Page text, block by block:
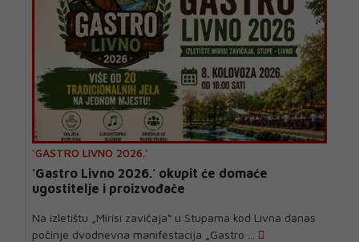
'GASTRO LIVNO 2026.'
'Gastro Livno 2026.' okupit će domaće
ugostitelje i proizvođače
Na izletištu „Mirisi zavičaja“ u Stupama kod Livna danas
počinje dvodnevna manifestacija „Gastro ...